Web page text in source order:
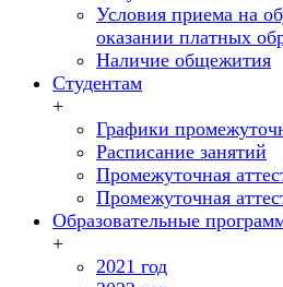
Условия приема на
оказании платных
Наличие общежития
Студентам
+
Графики
Расписание занятий
Промежуточная
Промежуточная
Образовательные
+
2021 год